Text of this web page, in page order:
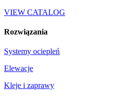
VIEW CATALOG
Rozwiązania
Systemy ociepleń
Elewacje
Kleje i zaprawy